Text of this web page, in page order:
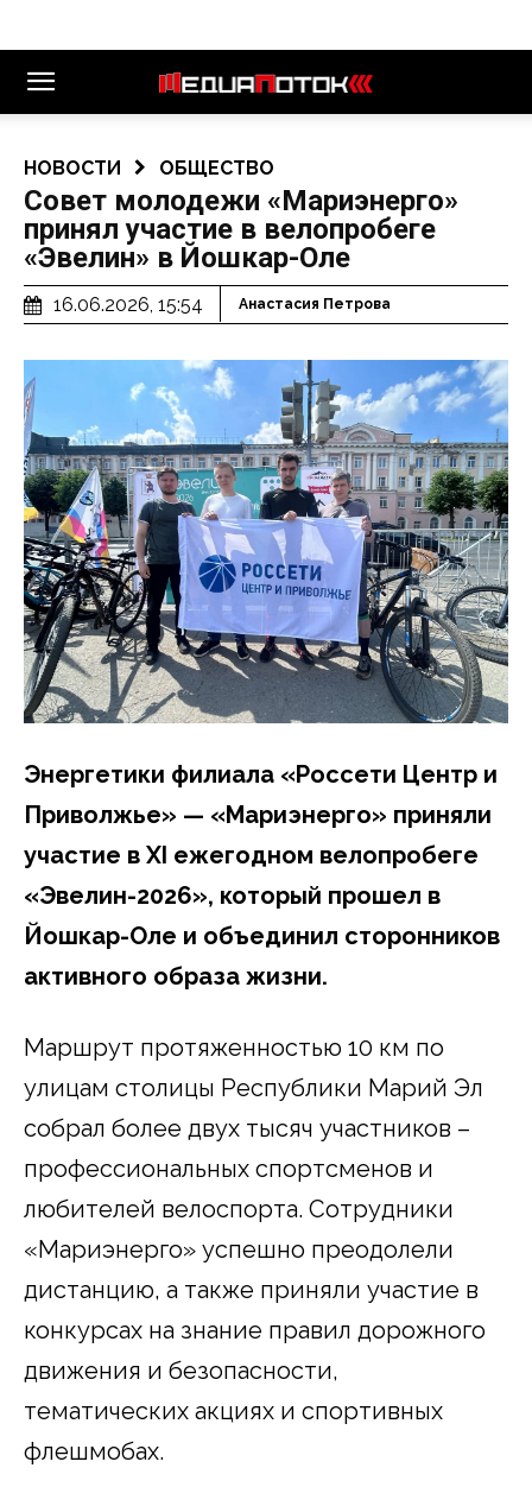
НОВОСТИ ОБЩЕСТВО
Совет молодежи «Мариэнерго»
принял участие в велопробеге
«Эвелин» в Йошкар-Оле
16.06.2026, 15:54 Анастасия Петрова
Энергетики филиала «Россети Центр и
Приволжье» — «Мариэнерго» приняли
участие в XI ежегодном велопробеге
«Эвелин-2026», который прошел в
Йошкар-Оле и объединил сторонников
активного образа жизни.
Маршрут протяженностью 10 км по
улицам столицы Республики Марий Эл
собрал более двух тысяч участников –
профессиональных спортсменов и
любителей велоспорта. Сотрудники
«Мариэнерго» успешно преодолели
дистанцию, а также приняли участие в
конкурсах на знание правил дорожного
движения и безопасности,
тематических акциях и спортивных
флешмобах.